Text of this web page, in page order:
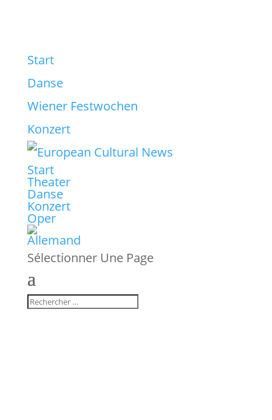
Start
Danse
Wiener Festwochen
Konzert
Start
Theater
Danse
Konzert
Oper
Sélectionner Une Page